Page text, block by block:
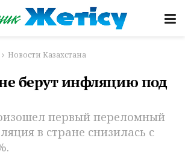
Новости Казахстана
берут инфляцию под
первый переломный
в стране снизилась с